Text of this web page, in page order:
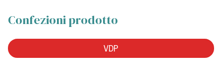
Confezioni prodotto
VDP